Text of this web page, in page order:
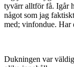
tyvärr alltför få. Igår
något som jag
med; vinfondue. Har
Dukningen var